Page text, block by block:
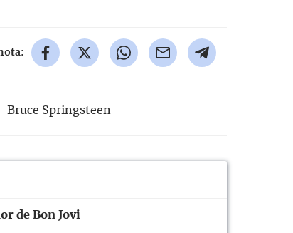
Bruce Springsteen
de Bon Jovi